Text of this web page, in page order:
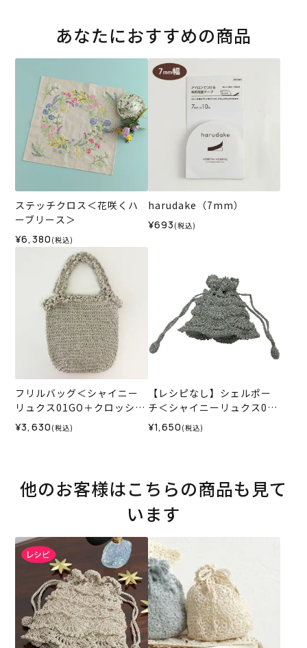
あなたにおすすめの商品
ステッチクロス＜花咲くハ
ーブリース＞
¥6,380 (税込)
harudake（7mm）
¥693 (税込)
フリルバッグ＜シャイニー
リュクス01GO＋クロッシュ
コットン42IV＞（編み物 材
料セット）
¥3,630 (税込)
【レシピなし】シェルポー
チ＜シャイニーリュクス02S
I＞（編み物 材料セット）
¥1,650 (税込)
他のお客様はこちらの商品も見て
います